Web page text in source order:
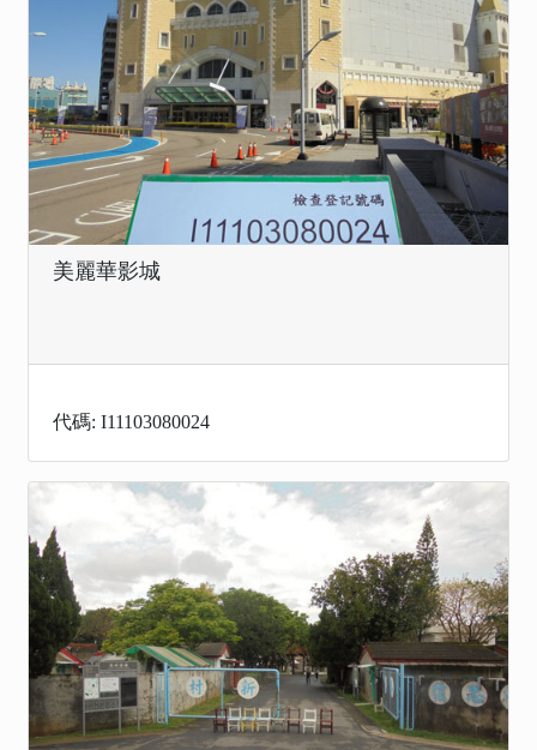
美麗華影城
代碼: I11103080024